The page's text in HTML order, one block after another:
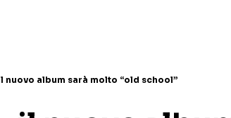
nuovo album sarà molto “old school”